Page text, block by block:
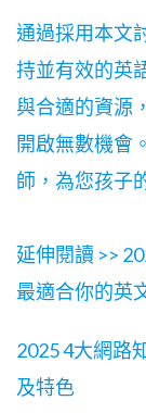
通過採用本文
持並有效的英
與合適的資源
開啟無數機會
師，為您孩子
延伸閱讀 >>
最適合你的英
2025 4大網路
及特色